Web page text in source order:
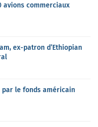
avions commerciaux
ex-patron d’Ethiopian
par le fonds américain